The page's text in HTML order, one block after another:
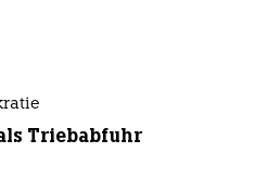
Triebabfuhr